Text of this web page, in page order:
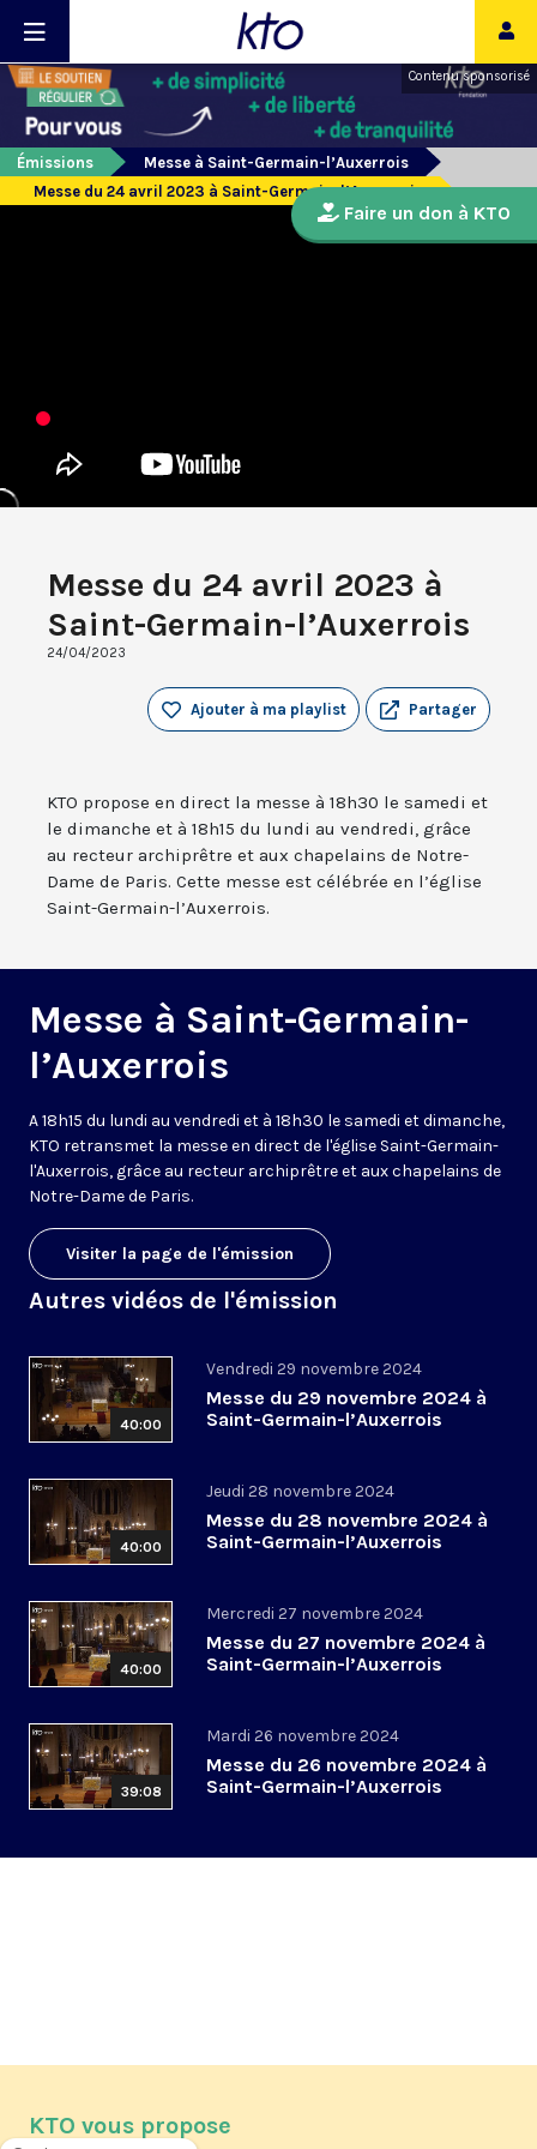
Contenu sponsorisé
Émissions
Messe à Saint-Germain-l’Auxerrois
Messe du 24 avril 2023 à Saint-Germain-l’Auxerrois
Messe du 24 avril 2023 à
Saint-Germain-l’Auxerrois
24/04/2023
Partager
Ajouter à ma playlist
KTO propose en direct la messe à 18h30 le samedi et
le dimanche et à 18h15 du lundi au vendredi, grâce
au recteur archiprêtre et aux chapelains de Notre-
Dame de Paris. Cette messe est célébrée en l’église
Saint-Germain-l’Auxerrois.
Messe à Saint-Germain-
l’Auxerrois
A 18h15 du lundi au vendredi et à 18h30 le samedi et dimanche,
KTO retransmet la messe en direct de l'église Saint-Germain-
l'Auxerrois, grâce au recteur archiprêtre et aux chapelains de
Notre-Dame de Paris.
Visiter la page de l'émission
Autres vidéos de l'émission
40:00
Vendredi 29 novembre 2024
Messe du 29 novembre 2024 à
Saint-Germain-l’Auxerrois
40:00
Jeudi 28 novembre 2024
Messe du 28 novembre 2024 à
Saint-Germain-l’Auxerrois
40:00
Mercredi 27 novembre 2024
Messe du 27 novembre 2024 à
Saint-Germain-l’Auxerrois
39:08
Mardi 26 novembre 2024
Messe du 26 novembre 2024 à
Saint-Germain-l’Auxerrois
Faire un don à KTO
KTO vous propose